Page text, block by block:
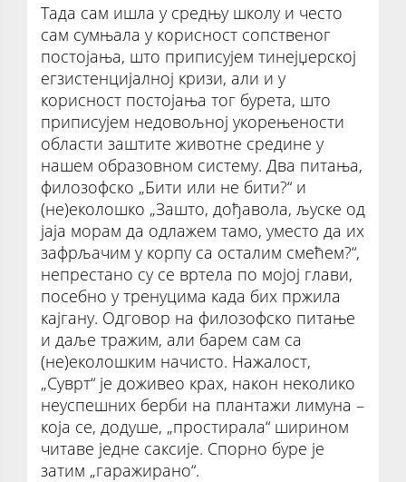
Тада сам ишла у средњу школу и често
сам сумњала у корисност сопственог
постојања, што приписујем тинејџерској
егзистенцијалној кризи, али и у
корисност постојања тог бурета, што
приписујем недовољној укорењености
области заштите животне средине у
нашем образовном систему. Два питања,
филозофско „Бити или не бити?“ и
(не)еколошко „Зашто, дођавола, љуске од
јаја морам да одлажем тамо, уместо да их
зафрљачим у корпу са осталим смећем?“,
непрестано су се вртела по мојој глави,
посебно у тренуцима када бих пржила
кајгану. Одговор на филозофско питање
и даље тражим, али барем сам са
(не)еколошким начисто. Нажалост,
„Суврт“ је доживео крах, након неколико
неуспешних берби на плантажи лимуна –
која се, додуше, „простирала“ ширином
читаве једне саксије. Спорно буре је
затим „гаражирано“.